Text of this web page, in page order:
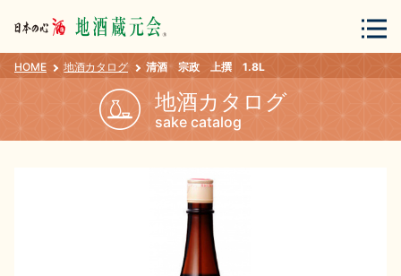
会員登録 ログイン
HOME 地酒カタログ 清酒 宗政 上撰 1.8L
地酒カタログ
sake catalog